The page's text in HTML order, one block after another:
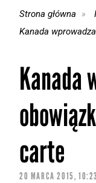
Strona główna
Kanada
Kanada
carte
20 MARCA 2015, 10:23